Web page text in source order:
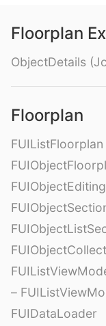
Floorplan
ObjectDetails
Floorplan
FUIListFloorplan
–
FUIDataLoader